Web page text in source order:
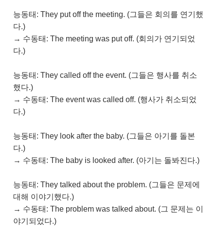
능동태: They put off the meeting. (그들은 회의를 연기했
다.)
→ 수동태: The meeting was put off. (회의가 연기되었
다.)
능동태: They called off the event. (그들은 행사를 취소
했다.)
→ 수동태: The event was called off. (행사가 취소되었
다.)
능동태: They look after the baby. (그들은 아기를 돌본
다.)
→ 수동태: The baby is looked after. (아기는 돌봐진다.)
능동태: They talked about the problem. (그들은 문제에
대해 이야기했다.)
→ 수동태: The problem was talked about. (그 문제는 이
야기되었다.)